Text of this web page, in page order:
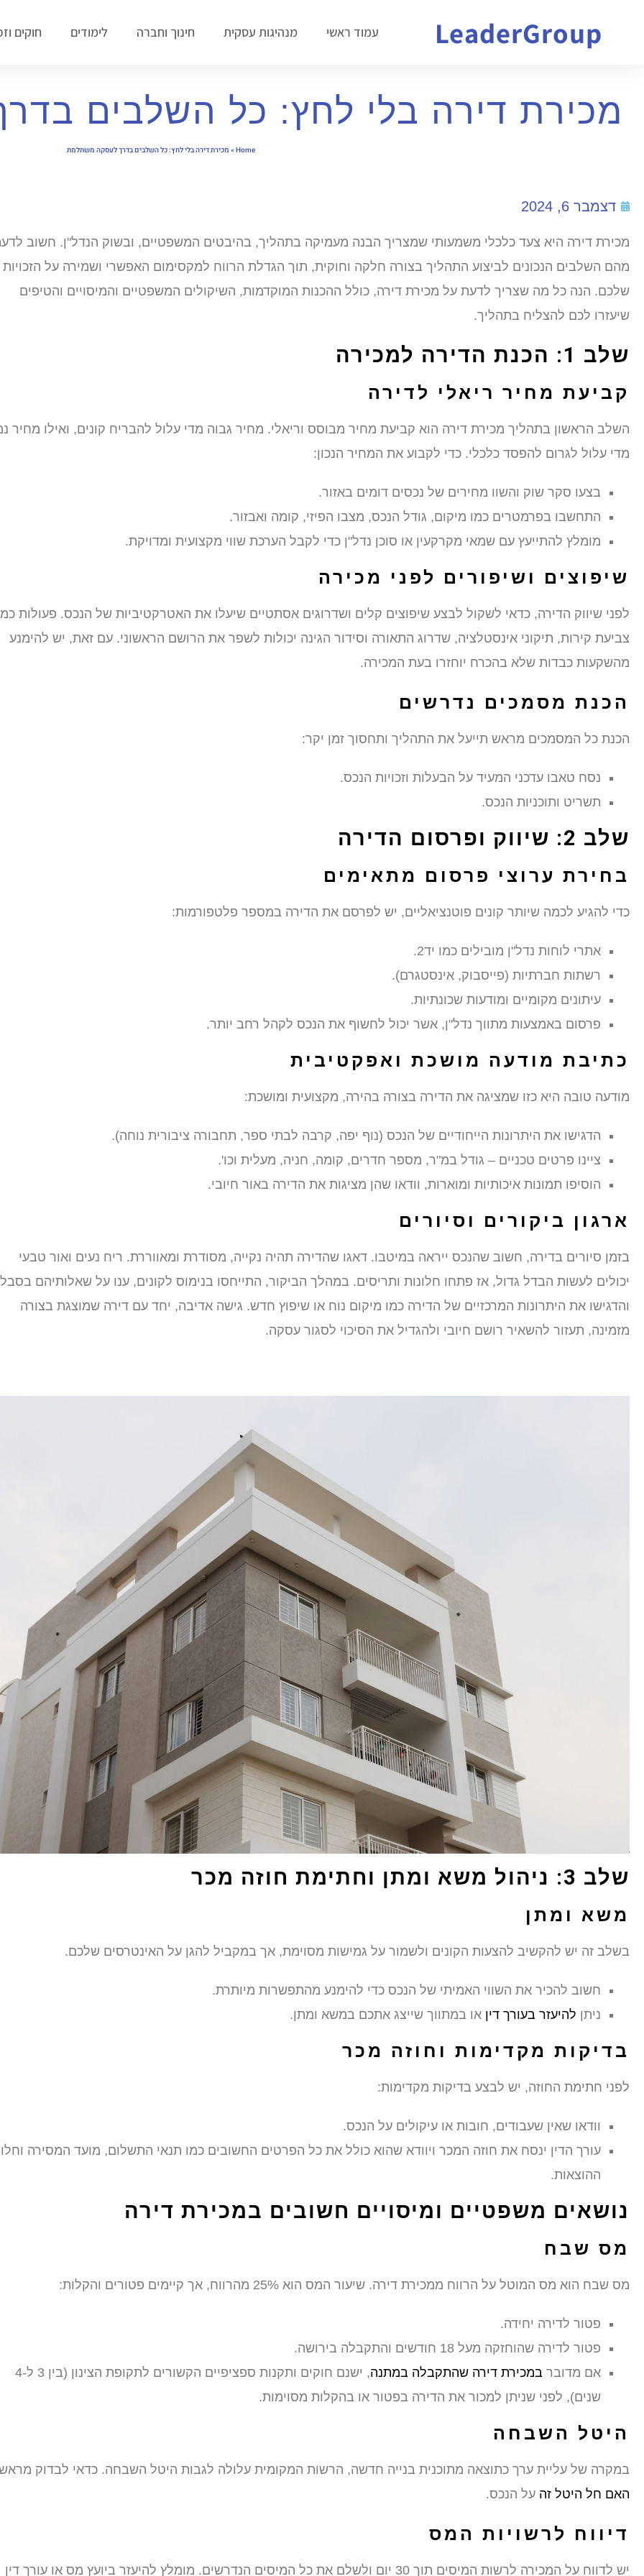
LeaderGroup עמוד ראשי מנהיגות עסקית חינוך וחברה לימודים חוקים
מכירת דירה בלי לחץ: כל השלבים
Home
» מכירת דירה בלי לחץ: כל השלבים בדרך לעסקה משתלמת
דצמבר 6, 2024
מכירת דירה היא צעד כלכלי משמעותי שמצריך הבנה מעמיקה בתהליך, בהיבטים המשפטיים, ובשוק הנדל"ן. חשוב
מהם השלבים הנכונים לביצוע התהליך בצורה חלקה וחוקית, תוך הגדלת הרווח למקסימום האפשרי ושמירה על הזכויות
שלכם. הנה כל מה שצריך לדעת על מכירת דירה, כולל ההכנות המוקדמות, השיקולים המשפטיים והמיסויים והטיפים
שיעזרו לכם להצליח בתהליך.
שלב 1: הכנת הדירה למכירה
קביעת מחיר ריאלי לדירה
השלב הראשון בתהליך מכירת דירה הוא קביעת מחיר מבוסס וריאלי. מחיר גבוה מדי עלול להבריח קונים, ואילו מחיר
מדי עלול לגרום להפסד כלכלי. כדי לקבוע את המחיר הנכון:
בצעו סקר שוק והשוו מחירים של נכסים דומים באזור.
התחשבו בפרמטרים כמו מיקום, גודל הנכס, מצבו הפיזי, קומה ואבזור.
מומלץ להתייעץ עם שמאי מקרקעין או סוכן נדל"ן כדי לקבל הערכת שווי מקצועית ומדויקת.
שיפוצים ושיפורים לפני מכירה
לפני שיווק הדירה, כדאי לשקול לבצע שיפוצים קלים ושדרוגים אסתטיים שיעלו את האטרקטיביות של הנכס. פעולות
צביעת קירות, תיקוני אינסטלציה, שדרוג התאורה וסידור הגינה יכולות לשפר את הרושם הראשוני. עם זאת, יש להימנע
מהשקעות כבדות שלא בהכרח יוחזרו בעת המכירה.
הכנת מסמכים נדרשים
הכנת כל המסמכים מראש תייעל את התהליך ותחסוך זמן יקר:
נסח טאבו עדכני המעיד על הבעלות וזכויות הנכס.
תשריט ותוכניות הנכס.
שלב 2: שיווק ופרסום הדירה
בחירת ערוצי פרסום מתאימים
כדי להגיע לכמה שיותר קונים פוטנציאליים, יש לפרסם את הדירה במספר פלטפורמות:
אתרי לוחות נדל"ן מובילים כמו יד2.
רשתות חברתיות (פייסבוק, אינסטגרם).
עיתונים מקומיים ומודעות שכונתיות.
פרסום באמצעות מתווך נדל"ן, אשר יכול לחשוף את הנכס לקהל רחב יותר.
כתיבת מודעה מושכת ואפקטיבית
מודעה טובה היא כזו שמציגה את הדירה בצורה בהירה, מקצועית ומושכת:
הדגישו את היתרונות הייחודיים של הנכס (נוף יפה, קרבה לבתי ספר, תחבורה ציבורית נוחה).
ציינו פרטים טכניים – גודל במ"ר, מספר חדרים, קומה, חניה, מעלית וכו'.
הוסיפו תמונות איכותיות ומוארות, וודאו שהן מציגות את הדירה באור חיובי.
ארגון ביקורים וסיורים
בזמן סיורים בדירה, חשוב שהנכס ייראה במיטבו. דאגו שהדירה תהיה נקייה, מסודרת ומאווררת. ריח נעים ואור טבעי
יכולים לעשות הבדל גדול, אז פתחו חלונות ותריסים. במהלך הביקור, התייחסו בנימוס לקונים, ענו על שאלותיהם
והדגישו את היתרונות המרכזיים של הדירה כמו מיקום נוח או שיפוץ חדש. גישה אדיבה, יחד עם דירה שמוצגת בצורה
מזמינה, תעזור להשאיר רושם חיובי ולהגדיל את הסיכוי לסגור עסקה.
שלב 3: ניהול משא ומתן וחתימת חוזה מכר
משא ומתן
בשלב זה יש להקשיב להצעות הקונים ולשמור על גמישות מסוימת, אך במקביל להגן על האינטרסים שלכם.
חשוב להכיר את השווי האמיתי של הנכס כדי להימנע מהתפשרות מיותרת.
ניתן להיעזר בעורך דין או במתווך שייצג אתכם במשא ומתן.
בדיקות מקדימות וחוזה מכר
לפני חתימת החוזה, יש לבצע בדיקות מקדימות:
וודאו שאין שעבודים, חובות או עיקולים על הנכס.
עורך הדין ינסח את חוזה המכר ויוודא שהוא כולל את כל הפרטים החשובים כמו תנאי התשלום, מועד המסירה
ההוצאות.
נושאים משפטיים ומיסויים חשובים במכירת דירה
מס שבח
מס שבח הוא מס המוטל על הרווח ממכירת דירה. שיעור המס הוא 25% מהרווח, אך קיימים פטורים והקלות:
פטור לדירה יחידה.
פטור לדירה שהוחזקה מעל 18 חודשים והתקבלה בירושה.
אם מדובר במכירת דירה שהתקבלה במתנה
, ישנם חוקים ותקנות ספציפיים הקשורים לתקופת הצינון (בין 3 ל-4
שנים), לפני שניתן למכור את הדירה בפטור או בהקלות מסוימות.
היטל השבחה
במקרה של עליית ערך כתוצאה מתוכנית בנייה חדשה, הרשות המקומית עלולה לגבות היטל השבחה. כדאי לבדוק
האם חל היטל זה על הנכס.
דיווח לרשויות המס
יש לדווח על המכירה לרשות המיסים תוך 30 יום ולשלם את כל המיסים הנדרשים. מומלץ להיעזר ביועץ מס או עורך דין